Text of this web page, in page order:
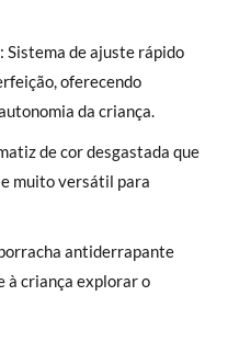
de ajuste rápido
oferecendo
da criança.
de cor desgastada que
muito versátil para
antiderrapante
à criança explorar o